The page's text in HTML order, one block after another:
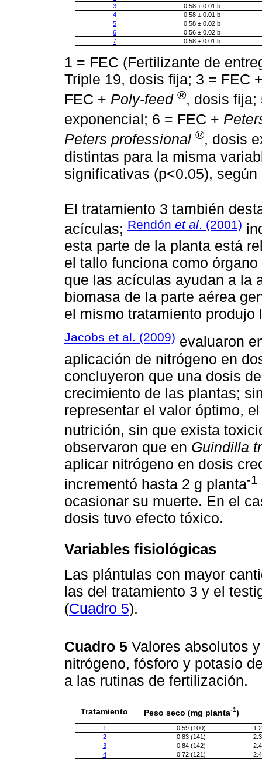
3
0.58 ± 0.01 b
4
0.58 ± 0.01 b
5
0.58 ± 0.02 b
6
0.56 ± 0.02 b
7
0.58 ± 0.01 b
1 = FEC (Fertilizante de
Triple 19, dosis fija; 3 = FEC
FEC + Poly-feed ®, dosis
exponencial; 6 = FEC +
Peters professional ®, dosis
distintas para la misma
significativas (p<0.05), según
El tratamiento 3 también
acículas; Rendón et al. (2001)
esta parte de la planta está
el tallo funciona como
que las acículas ayudan a la
biomasa de la parte aérea
el mismo tratamiento
Jacobs et al. (2009) evaluaron
aplicación de nitrógeno en
concluyeron que una dosis
crecimiento de las plantas;
representar el valor óptimo,
nutrición, sin que exista
observaron que en Guindilla
aplicar nitrógeno en dosis
incrementó hasta 2 g planta-1
ocasionar su muerte. En el
dosis tuvo efecto tóxico.
Variables fisiológicas
Las plántulas con mayor
las del tratamiento 3 y el
(Cuadro 5).
Cuadro 5 Valores absolutos
nitrógeno, fósforo y potasio
a las rutinas de fertilización.
Tratamiento Peso seco (mg planta-1)
1 0.59 (100)
2
0.83 (141)
3
0.84 (142)
4
0.72 (121)